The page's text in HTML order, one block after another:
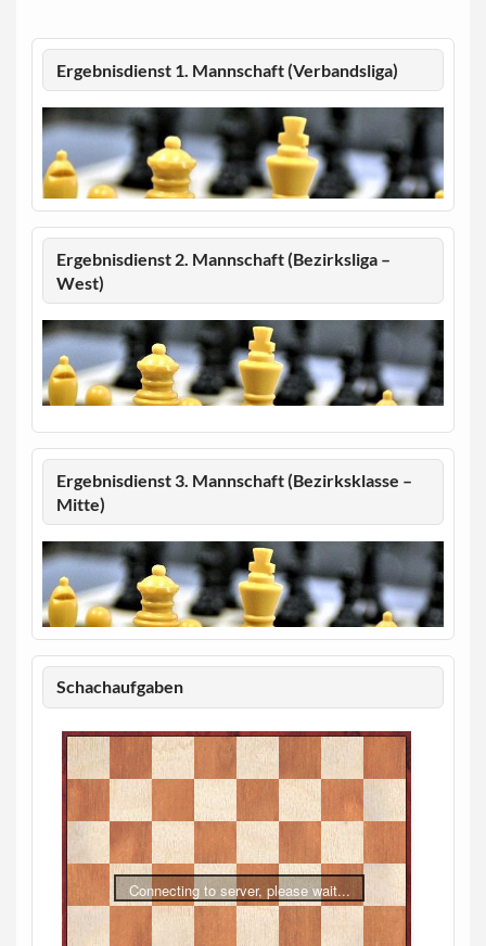
Ergebnisdienst 1. Mannschaft (Verbandsliga)
Ergebnisdienst 2. Mannschaft (Bezirksliga –
West)
Ergebnisdienst 3. Mannschaft (Bezirksklasse –
Mitte)
Schachaufgaben